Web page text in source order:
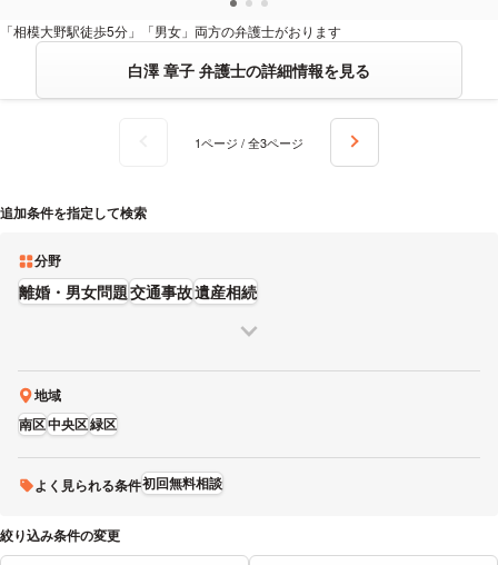
「相模大野駅徒歩5分」「男女」両方の弁護士がおります
白澤 章子 弁護士の詳細情報を見る
1ページ / 全3ページ
追加条件を指定して検索
分野
離婚・男女問題交通事故遺産相続
地域
南区中央区緑区
よく見られる条件初回無料相談
絞り込み条件の変更